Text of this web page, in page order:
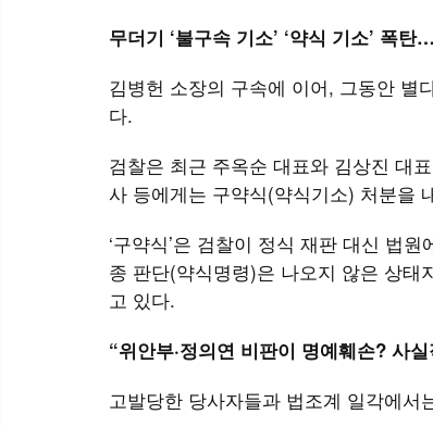
무더기 ‘불구속 기소’ ‘약식 기소’ 폭탄
김병헌 소장의 구속에 이어, 그동안 별
다.
검찰은 최근 주옥순 대표와 김상진 대
사 등에게는 구약식(약식기소) 처분을
‘구약식’은 검찰이 정식 재판 대신 법
종 판단(약식명령)은 나오지 않은 상태
고 있다.
“위안부·정의연 비판이 명예훼손? 사
고발당한 당사자들과 법조계 일각에